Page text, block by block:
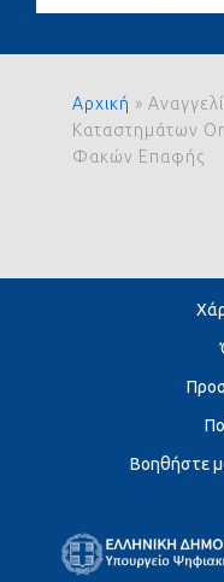
Αρχική »
Καταστημάτων
Φακών Επαφής
Βοηθήστε